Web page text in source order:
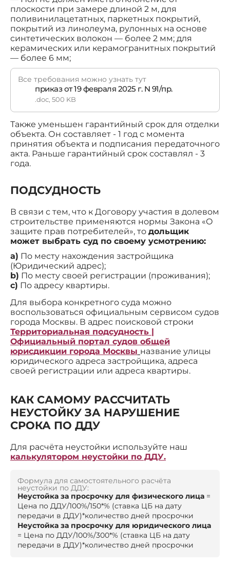
плоскости при замере длиной 2 м, для
поливинилацетатных, паркетных покрытий,
покрытий из линолеума, рулонных на основе
синтетических волокон — более 2 мм; для
керамических или керамогранитных покрытий
— более 6 мм;
Все требования можно узнать тут
приказ от 19 февраля 2025 г. N 91/пр.
.doc, 500 KB
Также уменьшен гарантийный срок для отделки
объекта. Он составляет - 1 год с момента
принятия объекта и подписания передаточного
акта. Раньше гарантийный срок составлял - 3
года.
ПОДСУДНОСТЬ
В связи с тем, что к Договору участия в долевом
строительстве применяются нормы Закона «О
защите прав потребителей», то дольщик
может выбрать суд по своему усмотрению:
a) По месту нахождения застройщика
(Юридический адрес);
b) По месту своей регистрации (проживания);
c) По адресу квартиры.
Для выбора конкретного суда можно
воспользоваться официальным сервисом судов
города Москвы. В адрес поисковой строки
Территориальная подсудность |
Официальный портал судов общей
юрисдикции города Москвы название улицы
юридического адреса застройщика, адреса
своей регистрации или адреса квартиры.
КАК САМОМУ РАССЧИТАТЬ
НЕУСТОЙКУ ЗА НАРУШЕНИЕ
СРОКА ПО ДДУ
Для расчёта неустойки используйте наш
калькулятором неустойки по ДДУ.
Формула для самостоятельного расчёта
неустойки по ДДУ:
Неустойка за просрочку для физического лица =
Цена по ДДУ/100%/150*% (ставка ЦБ на дату
передачи в ДДУ)*количество дней просрочки
Неустойка за просрочку для юридического лица
= Цена по ДДУ/100%/300*% (ставка ЦБ на дату
передачи в ДДУ)*количество дней просрочки